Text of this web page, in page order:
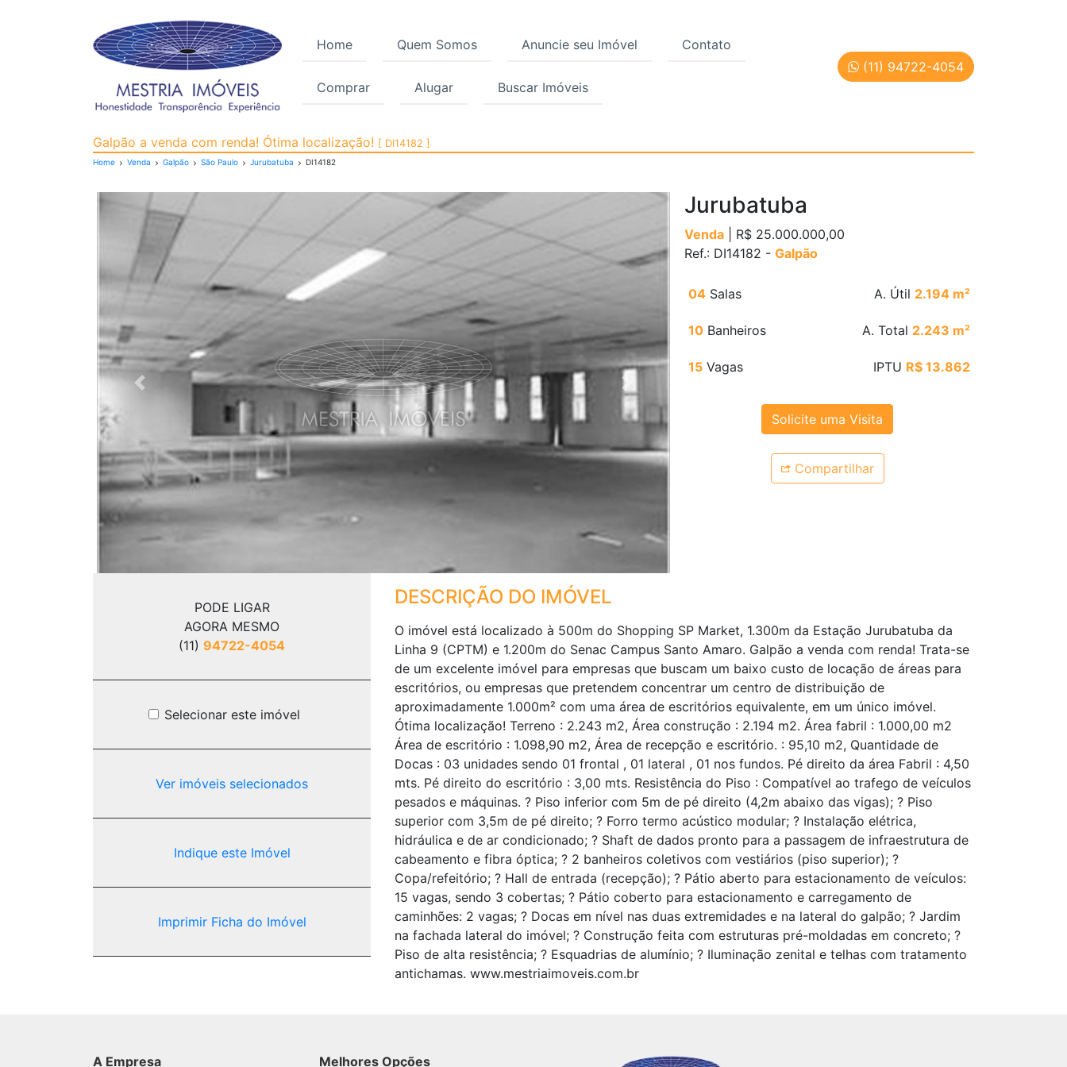
Home Quem Somos Anuncie seu Imóvel Contato
Comprar Alugar Buscar Imóveis
(11) 94722-4054
Galpão para Venda, Jurubatuba, São Paulo | Cód: DI14182
Galpão a venda com renda! Ótima localização! [ DI14182 ]
Home Venda Galpão São Paulo Jurubatuba DI14182
Previous Next
Jurubatuba
Venda | R$ 25.000.000,00
Ref.: DI14182 - Galpão
04 Salas
10 Banheiros
15 Vagas
A. Útil 2.194 m²
A. Total 2.243 m²
IPTU R$ 13.862
Solicite uma Visita
Compartilhar
PODE LIGAR
AGORA MESMO
(11) 94722-4054
Selecionar este imóvel
Ver imóveis selecionados
Indique este Imóvel
Imprimir Ficha do Imóvel
DESCRIÇÃO DO IMÓVEL
O imóvel está localizado à 500m do Shopping SP Market, 1.300m da Estação Jurubatuba da
Linha 9 (CPTM) e 1.200m do Senac Campus Santo Amaro. Galpão a venda com renda! Trata-se
de um excelente imóvel para empresas que buscam um baixo custo de locação de áreas para
escritórios, ou empresas que pretendem concentrar um centro de distribuição de
aproximadamente 1.000m² com uma área de escritórios equivalente, em um único imóvel.
Ótima localização! Terreno : 2.243 m2, Área construção : 2.194 m2. Área fabril : 1.000,00 m2
Área de escritório : 1.098,90 m2, Área de recepção e escritório. : 95,10 m2, Quantidade de
Docas : 03 unidades sendo 01 frontal , 01 lateral , 01 nos fundos. Pé direito da área Fabril : 4,50
mts. Pé direito do escritório : 3,00 mts. Resistência do Piso : Compatível ao trafego de veículos
pesados e máquinas. ? Piso inferior com 5m de pé direito (4,2m abaixo das vigas); ? Piso
superior com 3,5m de pé direito; ? Forro termo acústico modular; ? Instalação elétrica,
hidráulica e de ar condicionado; ? Shaft de dados pronto para a passagem de infraestrutura de
cabeamento e fibra óptica; ? 2 banheiros coletivos com vestiários (piso superior); ?
Copa/refeitório; ? Hall de entrada (recepção); ? Pátio aberto para estacionamento de veículos:
15 vagas, sendo 3 cobertas; ? Pátio coberto para estacionamento e carregamento de
caminhões: 2 vagas; ? Docas em nível nas duas extremidades e na lateral do galpão; ? Jardim
na fachada lateral do imóvel; ? Construção feita com estruturas pré-moldadas em concreto; ?
Piso de alta resistência; ? Esquadrias de alumínio; ? Iluminação zenital e telhas com tratamento
antichamas. www.mestriaimoveis.com.br
A Empresa Melhores Opções